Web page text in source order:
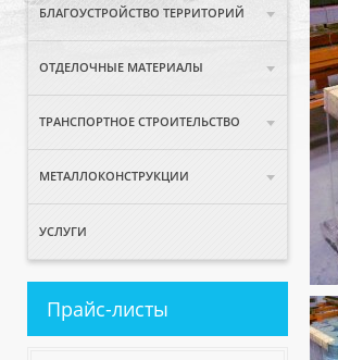
БЛАГОУСТРОЙСТВО ТЕРРИТОРИЙ
ОТДЕЛОЧНЫЕ МАТЕРИАЛЫ
ТРАНСПОРТНОЕ СТРОИТЕЛЬСТВО
МЕТАЛЛОКОНСТРУКЦИИ
УСЛУГИ
Прайс-листы